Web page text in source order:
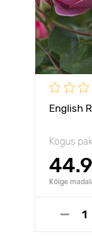
English
Kogus
Kõige